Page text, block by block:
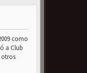
como
a Club
otros